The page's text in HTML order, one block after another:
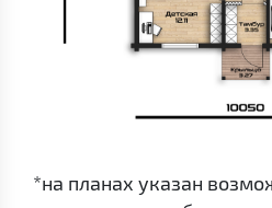
*на планах указан